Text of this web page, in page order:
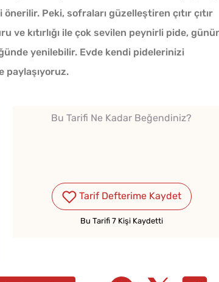
Peki, sofraları güzelleştiren çıtır çıtır
ve kıtırlığı ile çok sevilen peynirli pide,
yenilebilir. Evde kendi pidelerinizi
paylaşıyoruz.
Bu Tarifi Ne Kadar Beğendiniz?
Tarif Defterime Kaydet
Bu Tarifi 7 Kişi Kaydetti
Otu Konur Mu? Tarifi